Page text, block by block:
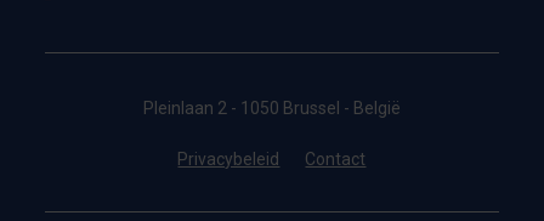
Pleinlaan 2 - 1050 Brussel - België
Privacybeleid Contact